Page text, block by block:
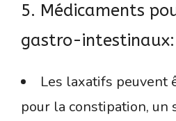
5. Médicaments
gastro-intestinaux:
Les laxatifs peuvent
pour la constipation, un